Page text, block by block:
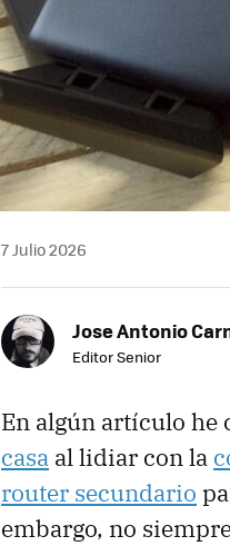
7 Julio 2026
Jose Antonio
Editor Senior
En algún artículo he
casa al lidiar con la
router secundario
embargo, no